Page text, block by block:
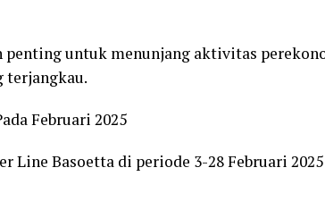
untuk menunjang aktivitas
terjangkau.
Februari 2025
Basoetta di periode 3-28 Februari 2025